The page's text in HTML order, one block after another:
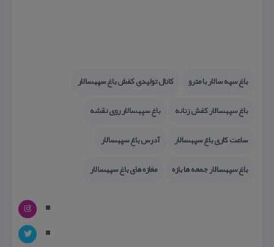
باغ سپه سالار با مترو
كانال تولیدی كفش باغ سپهسالار
باغ سپهسالار كفش زنانه
باغ سپهسالار روی نقشه
ساعت كاری باغ سپهسالار
آدرس باغ سپهسالار
باغ سپهسالار جمعه ها بازه
مغازه های باغ سپهسالار